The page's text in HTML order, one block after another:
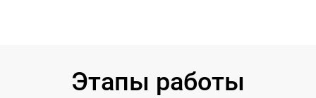
Этапы работы